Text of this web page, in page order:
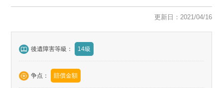
更新日：2021/04/16
後遺障害等級： 14級
争点： 賠償金額